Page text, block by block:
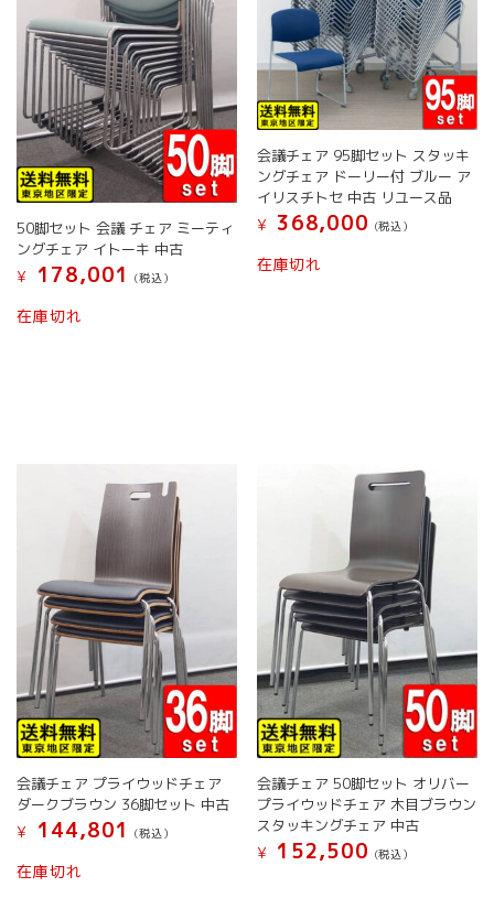
き
ま
す
50脚セット 会議 チェア ミーティ
ングチェア イトーキ 中古
¥
178,001 (税込）
在庫切れ
会議チェア 95脚セット スタッキ
ングチェア ドーリー付 ブルー ア
イリスチトセ 中古 リユース品
¥
368,000 (税込）
在庫切れ
会議チェア プライウッドチェア
ダークブラウン 36脚セット 中古
¥
144,801 (税込）
在庫切れ
会議チェア 50脚セット オリバー
プライウッドチェア 木目ブラウン
スタッキングチェア 中古
¥
152,500 (税込）